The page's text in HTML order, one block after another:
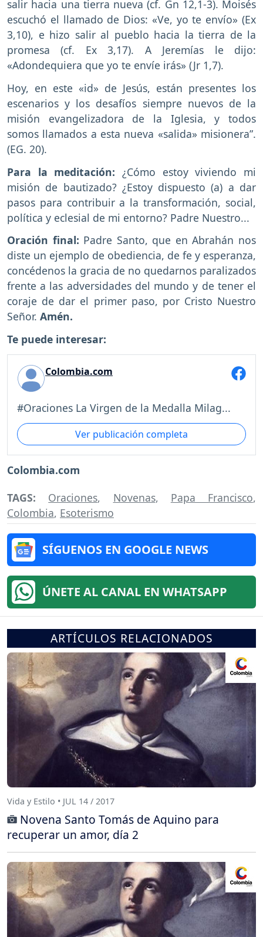
salir hacia una tierra nueva (cf. Gn 12,1-3). Moisés
escuchó el llamado de Dios: «Ve, yo te envío» (Ex
3,10), e hizo salir al pueblo hacia la tierra de la
promesa (cf. Ex 3,17). A Jeremías le dijo:
«Adondequiera que yo te envíe irás» (Jr 1,7).
Hoy, en este «id» de Jesús, están presentes los
escenarios y los desafíos siempre nuevos de la
misión evangelizadora de la Iglesia, y todos
somos llamados a esta nueva «salida» misionera”.
(EG. 20).
Para la meditación: ¿Cómo estoy viviendo mi
misión de bautizado? ¿Estoy dispuesto (a) a dar
pasos para contribuir a la transformación, social,
política y eclesial de mi entorno? Padre Nuestro...
Oración final: Padre Santo, que en Abrahán nos
diste un ejemplo de obediencia, de fe y esperanza,
concédenos la gracia de no quedarnos paralizados
frente a las adversidades del mundo y de tener el
coraje de dar el primer paso, por Cristo Nuestro
Señor. Amén.
Te puede interesar:
Colombia.com
#Oraciones La Virgen de la Medalla Milag...
Ver publicación completa
Colombia.com
TAGS: Oraciones, Novenas, Papa Francisco,
Colombia, Esoterismo
SÍGUENOS EN GOOGLE NEWS
ÚNETE AL CANAL EN WHATSAPP
ARTÍCULOS RELACIONADOS
Vida y Estilo • JUL 14 / 2017
Novena Santo Tomás de Aquino para
recuperar un amor, día 2